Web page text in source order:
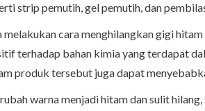
strip pemutih, gel pemutih, dan
melakukan cara menghilangkan gigi
terhadap bahan kimia yang terdapat
produk tersebut juga dapat
warna menjadi hitam dan sulit